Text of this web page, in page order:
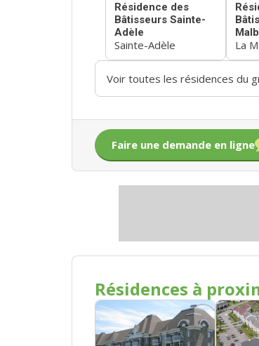
Résidence des
Bâtisseurs Sainte-
Adèle
Sainte-Adèle La
Voir toutes les résidences du
Faire une demande en ligne
Résidences à